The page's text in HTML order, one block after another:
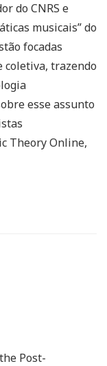
do CNRS e
musicais” do
focadas
trazendo
esse assunto
Theory Online,
Post-